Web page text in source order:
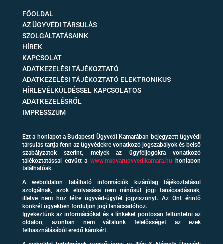
FŐOLDAL
AZ ÜGYVÉDI TÁRSULÁS
SZOLGÁLTATÁSAINK
HÍREK
KAPCSOLAT
ADATKEZELÉSI TÁJÉKOZTATÓ
ADATKEZELÉSI TÁJÉKOZTATÓ ELEKTRONIKUS
HÍRLEVÉLKÜLDÉSSEL KAPCSOLATOS
ADATKEZELÉSRŐL
IMPRESSZUM
Ezt a honlapot a Budapesti Ügyvédi Kamarában bejegyzett ügyvédi
társulás tartja fenn az ügyvédekre vonatkozó jogszabályok és belső
szabályzatok szerint, melyek az ügyféljogokra vonatkozó
tájékoztatással együtt awww.magyarugyvedikamara.hu honlapon
találhatóak.
A weboldalon található információk kizárólag tájékoztatásul
szolgálnak, azok elolvasása nem minősül jogi tanácsadásnak,
illetve nem hoz létre ügyvéd-ügyfél jogviszonyt. Az Önt érintő
konkrét ügyekben forduljon jogi tanácsadóhoz.
Igyekeztünk az információkat és a linkeket pontosan feltüntetni az
oldalon, azonban nem vállalunk felelősséget az ezek
felhasználásából eredő károkért.